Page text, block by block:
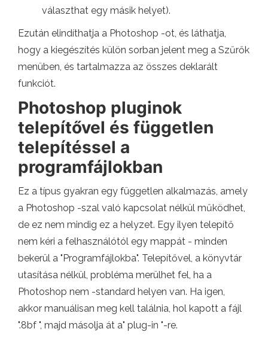
választhat egy másik helyet).
Ezután elindíthatja a Photoshop -ot, és láthatja,
hogy a kiegészítés külön sorban jelent meg a Szűrők
menüben, és tartalmazza az összes deklarált
funkciót.
Photoshop pluginok
telepítővel és független
telepítéssel a
programfájlokban
Ez a típus gyakran egy független alkalmazás, amely
a Photoshop -szal való kapcsolat nélkül működhet,
de ez nem mindig ez a helyzet. Egy ilyen telepítő
nem kéri a felhasználótól egy mappát - minden
bekerül a "Programfájlokba". Telepítővel, a könyvtár
utasítása nélkül, probléma merülhet fel, ha a
Photoshop nem -standard helyen van. Ha igen,
akkor manuálisan meg kell találnia, hol kapott a fájl
".8bf ", majd másolja át a" plug-in "-re.